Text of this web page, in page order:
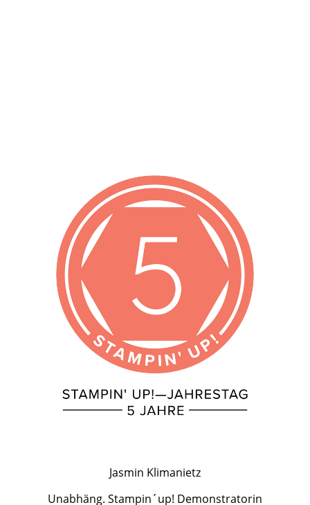
Jasmin Klimanietz
Unabhäng. Stampin´up! Demonstratorin